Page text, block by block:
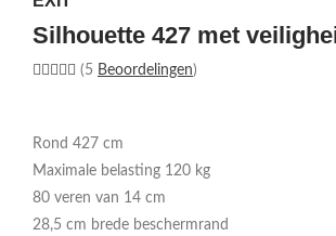
Silhouette 427 met
(5 Beoordelingen)
Rond 427 cm
Maximale belasting 120 kg
80 veren van 14 cm
28,5 cm brede beschermrand